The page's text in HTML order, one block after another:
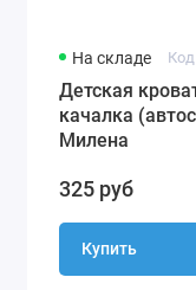
На складе Код
Детская
качалка
Милена
325 руб
Купить